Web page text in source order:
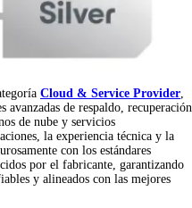
Cloud & Service Provider
avanzadas de respaldo, recuperación
de nube y servicios
la experiencia técnica y la
con los estándares
por el fabricante, garantizando
y alineados con las mejores